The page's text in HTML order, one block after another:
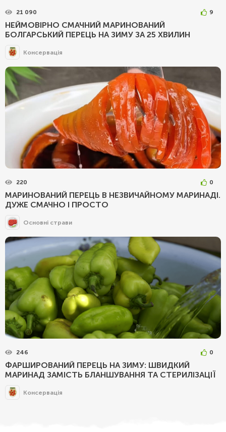
21 090 9
НЕЙМОВІРНО СМАЧНИЙ МАРИНОВАНИЙ
БОЛГАРСЬКИЙ ПЕРЕЦЬ НА ЗИМУ ЗА 25 ХВИЛИН
Консервація
220 0
МАРИНОВАНИЙ ПЕРЕЦЬ В НЕЗВИЧАЙНОМУ МАРИНАДІ.
ДУЖЕ СМАЧНО І ПРОСТО
Основні страви
246 0
ФАРШИРОВАНИЙ ПЕРЕЦЬ НА ЗИМУ: ШВИДКИЙ
МАРИНАД ЗАМІСТЬ БЛАНШУВАННЯ ТА СТЕРИЛІЗАЦІЇ
Консервація